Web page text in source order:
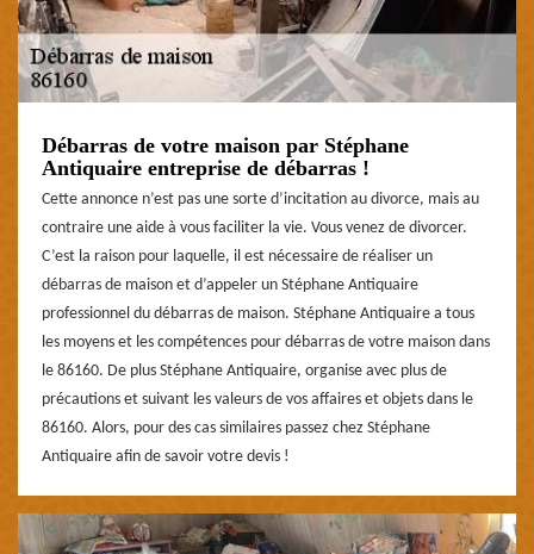
Débarras de votre maison par Stéphane
Antiquaire entreprise de débarras !
Cette annonce n’est pas une sorte d’incitation au divorce, mais au
contraire une aide à vous faciliter la vie. Vous venez de divorcer.
C’est la raison pour laquelle, il est nécessaire de réaliser un
débarras de maison et d’appeler un Stéphane Antiquaire
professionnel du débarras de maison. Stéphane Antiquaire a tous
les moyens et les compétences pour débarras de votre maison dans
le 86160. De plus Stéphane Antiquaire, organise avec plus de
précautions et suivant les valeurs de vos affaires et objets dans le
86160. Alors, pour des cas similaires passez chez Stéphane
Antiquaire afin de savoir votre devis !